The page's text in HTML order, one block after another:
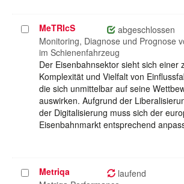
Projekt
auswählen
MeTRIcS abgeschlossen
Monitoring, Diagnose und Prognose
im Schienenfahrzeug
Der Eisenbahnsektor sieht sich einer
Komplexität und Vielfalt von
die sich unmittelbar auf seine
auswirken. Aufgrund der
der Digitalisierung muss sich der
Eisenbahnmarkt entsprechend
ProjektMetriqa laufend